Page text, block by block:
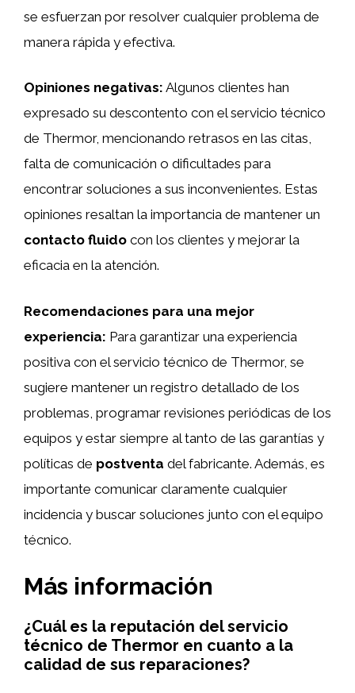
se esfuerzan por resolver cualquier problema de
manera rápida y efectiva.
Opiniones negativas: Algunos clientes han
expresado su descontento con el servicio técnico
de Thermor, mencionando retrasos en las citas,
falta de comunicación o dificultades para
encontrar soluciones a sus inconvenientes. Estas
opiniones resaltan la importancia de mantener un
contacto fluido con los clientes y mejorar la
eficacia en la atención.
Recomendaciones para una mejor
experiencia: Para garantizar una experiencia
positiva con el servicio técnico de Thermor, se
sugiere mantener un registro detallado de los
problemas, programar revisiones periódicas de los
equipos y estar siempre al tanto de las garantías y
políticas de postventa del fabricante. Además, es
importante comunicar claramente cualquier
incidencia y buscar soluciones junto con el equipo
técnico.
Más información
¿Cuál es la reputación del servicio
técnico de Thermor en cuanto a la
calidad de sus reparaciones?